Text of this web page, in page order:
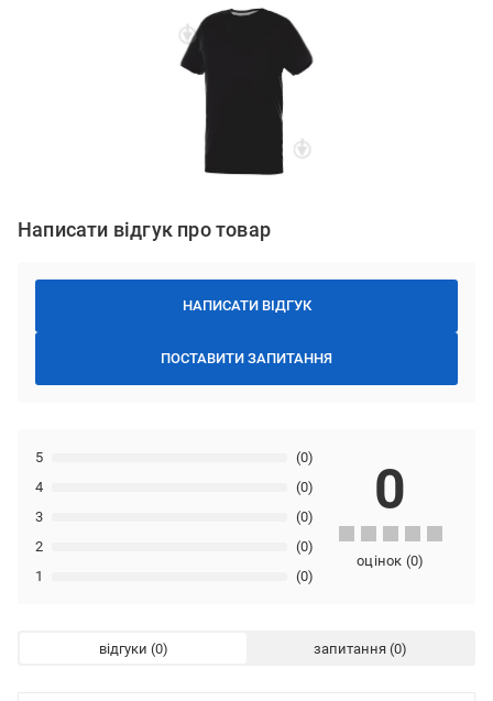
Написати відгук про товар
НАПИСАТИ ВІДГУК
ПОСТАВИТИ ЗАПИТАННЯ
1 (0)
2 (0)
3 (0)
4 (0)
5 (0)
0
оцінок (0)
відгуки запитання